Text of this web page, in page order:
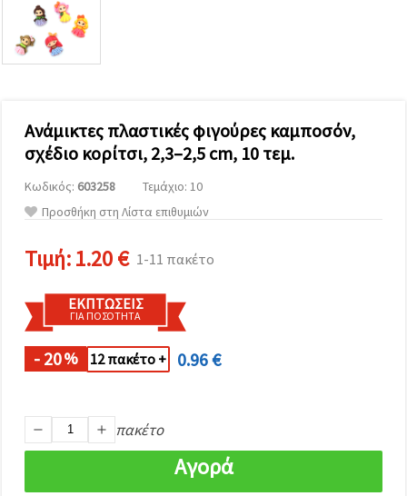
επισκεψιμότητα
και να
προβάλλουμε
πιο σχετικό
περιεχόμενο
άλλων με
τη βοήθεια
των
συνεργατών
μας για
χρησιμοποιήσετε
όλα τα
cookies
κάνοντας
κλικ στον
προτιμήσεις
σας στις
Ανάμικτες πλαστικές φιγούρες καμποσόν,
σχέδιο κορίτσι, 2,3–2,5 cm, 10 τεμ.
Κωδικός: 603258
Τεμάχιο: 10
Προσθήκη στη Λίστα επιθυμιών
Τιμή:1.20 € 1-11 πακέτο
ΕΚΠΤΏΣΕΙΣ
ΓΙΑ ΠΟΣΌΤΗΤΑ
- 20% 12 πακέτο + 0.96 €
πακέτο
Αγορά